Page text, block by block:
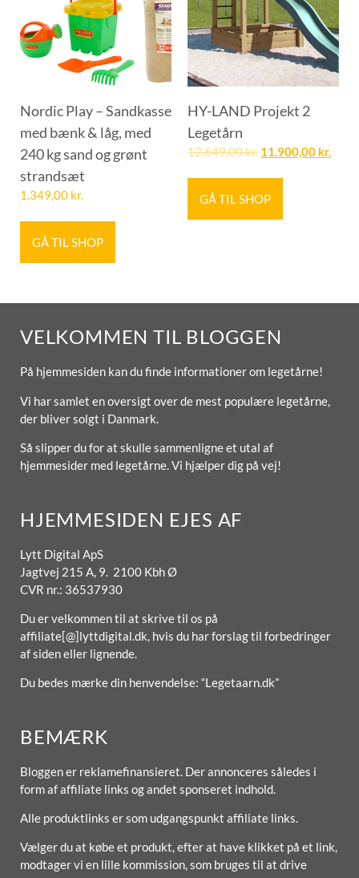
Nordic Play – Sandkasse
med bænk & låg, med
240 kg sand og grønt
strandsæt
1.349,00 kr.
GÅ TIL SHOP
HY-LAND Projekt 2
Legetårn
12.649,00kr. 11.900,00 kr.
GÅ TIL SHOP
VELKOMMEN TIL BLOGGEN
På hjemmesiden kan du finde informationer om legetårne!
Vi har samlet en oversigt over de mest populære legetårne,
der bliver solgt i Danmark.
Så slipper du for at skulle sammenligne et utal af
hjemmesider med legetårne. Vi hjælper dig på vej!
HJEMMESIDEN EJES AF
Lytt Digital ApS
Jagtvej 215 A, 9. 2100 Kbh Ø
CVR nr.: 36537930
Du er velkommen til at skrive til os på
affiliate[@]lyttdigital.dk, hvis du har forslag til forbedringer
af siden eller lignende.
Du bedes mærke din henvendelse: “Legetaarn.dk”
BEMÆRK
Bloggen er reklamefinansieret. Der annonceres således i
form af affiliate links og andet sponseret indhold.
Alle produktlinks er som udgangspunkt affiliate links.
Vælger du at købe et produkt, efter at have klikket på et link,
modtager vi en lille kommission, som bruges til at drive